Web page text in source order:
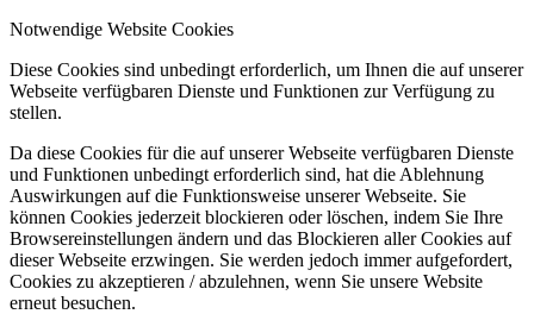
Notwendige Website Cookies
Diese Cookies sind unbedingt erforderlich, um Ihnen die auf unserer
Webseite verfügbaren Dienste und Funktionen zur Verfügung zu
stellen.
Da diese Cookies für die auf unserer Webseite verfügbaren Dienste
und Funktionen unbedingt erforderlich sind, hat die Ablehnung
Auswirkungen auf die Funktionsweise unserer Webseite. Sie
können Cookies jederzeit blockieren oder löschen, indem Sie Ihre
Browsereinstellungen ändern und das Blockieren aller Cookies auf
dieser Webseite erzwingen. Sie werden jedoch immer aufgefordert,
Cookies zu akzeptieren / abzulehnen, wenn Sie unsere Website
erneut besuchen.